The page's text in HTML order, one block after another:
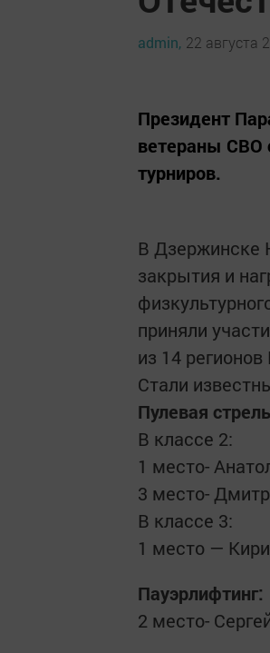
admin, 22 августа
Президент
ветераны СВО
турниров.
В Дзержинске
закрытия и
приняли
из 14
Стали
Пулевая
В классе 2:
1 место-
3 место-
В классе 3:
1 место —
Пауэрлифтинг:
2 место-